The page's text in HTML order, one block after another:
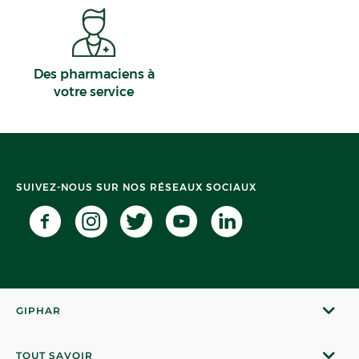
Des pharmaciens à
votre service
SUIVEZ-NOUS SUR NOS RÉSEAUX SOCIAUX
GIPHAR
TOUT SAVOIR